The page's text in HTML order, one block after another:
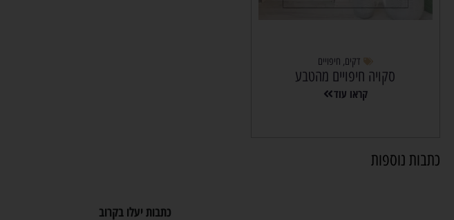
דקים חיפויים
סקויה חיפויים מהטבע
קראו עוד
כתבות נוספות
כתבות יעלו בקרוב